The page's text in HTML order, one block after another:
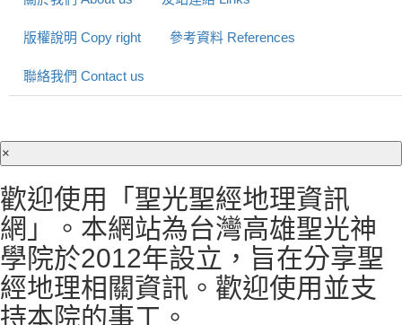
版權說明 Copy right 參考資料 References
聯絡我們 Contact us
×
歡迎使用「聖光聖經地理資訊
網」。本網站為台灣高雄聖光神
學院於2012年設立，旨在分享聖
經地理相關資訊。歡迎使用並支
持本院的事工。